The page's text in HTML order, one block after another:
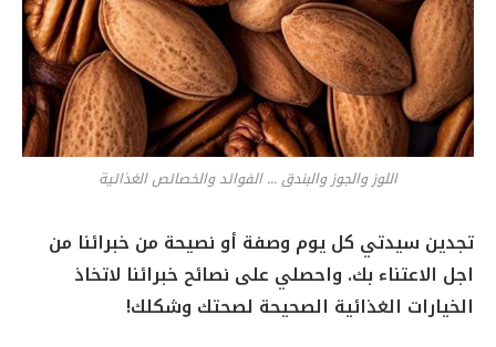
اللوز والجوز والبندق ... الفوائد والخصائص الغذائية
تجدين سيدتي كل يوم وصفة أو نصيحة من خبرائنا من
اجل الاعتناء بك. واحصلي على نصائح خبرائنا لاتخاذ
الخيارات الغذائية الصحيحة لصحتك وشكلك!